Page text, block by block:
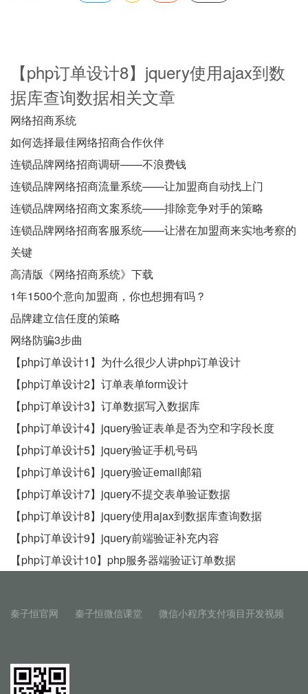
【php订单设计8】jquery使用ajax到数
据库查询数据相关文章
网络招商系统
如何选择最佳网络招商合作伙伴
连锁品牌网络招商调研——不浪费钱
连锁品牌网络招商流量系统——让加盟商自动找上门
连锁品牌网络招商文案系统——排除竞争对手的策略
连锁品牌网络招商客服系统——让潜在加盟商来实地考察的
关键
高清版《网络招商系统》下载
1年1500个意向加盟商，你也想拥有吗？
品牌建立信任度的策略
网络防骗3步曲
【php订单设计1】为什么很少人讲php订单设计
【php订单设计2】订单表单form设计
【php订单设计3】订单数据写入数据库
【php订单设计4】jquery验证表单是否为空和字段长度
【php订单设计5】jquery验证手机号码
【php订单设计6】jquery验证email邮箱
【php订单设计7】jquery不提交表单验证数据
【php订单设计8】jquery使用ajax到数据库查询数据
【php订单设计9】jquery前端验证补充内容
【php订单设计10】php服务器端验证订单数据
秦子恒官网 秦子恒微信课堂 微信小程序支付项目开发视频